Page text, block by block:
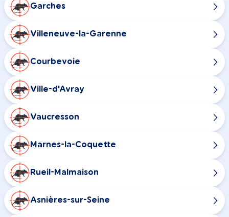
Garches
Villeneuve-la-Garenne
Courbevoie
Ville-d'Avray
Vaucresson
Marnes-la-Coquette
Rueil-Malmaison
Asnières-sur-Seine